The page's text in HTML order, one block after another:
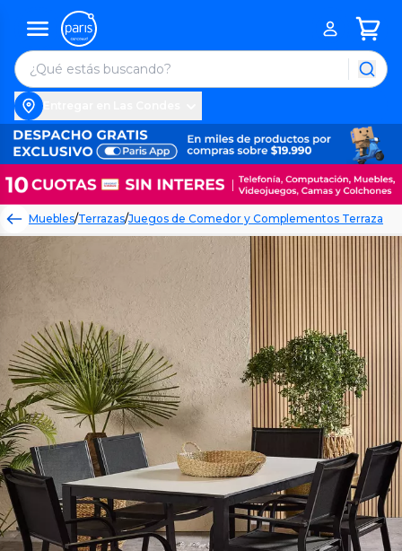
Muebles/Terrazas/Juegos de Comedor y Complementos Terraza